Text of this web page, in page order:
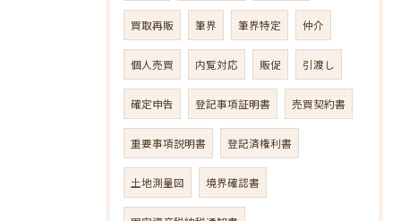
買取再販 筆界 筆界特定 仲介
個人売買 内覧対応 販促 引渡し
確定申告 登記事項証明書 売買契約書
重要事項説明書 登記済権利書
土地測量図 境界確認書